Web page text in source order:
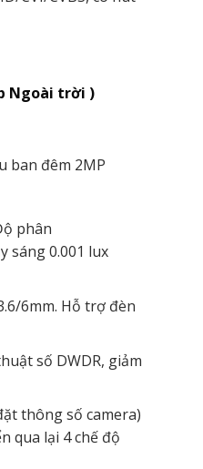
Ngoài trời )
ban đêm 2MP
phân
sáng 0.001 lux
6mm. Hỗ trợ đèn
số DWDR, giảm
thông số camera)
qua lại 4 chế độ